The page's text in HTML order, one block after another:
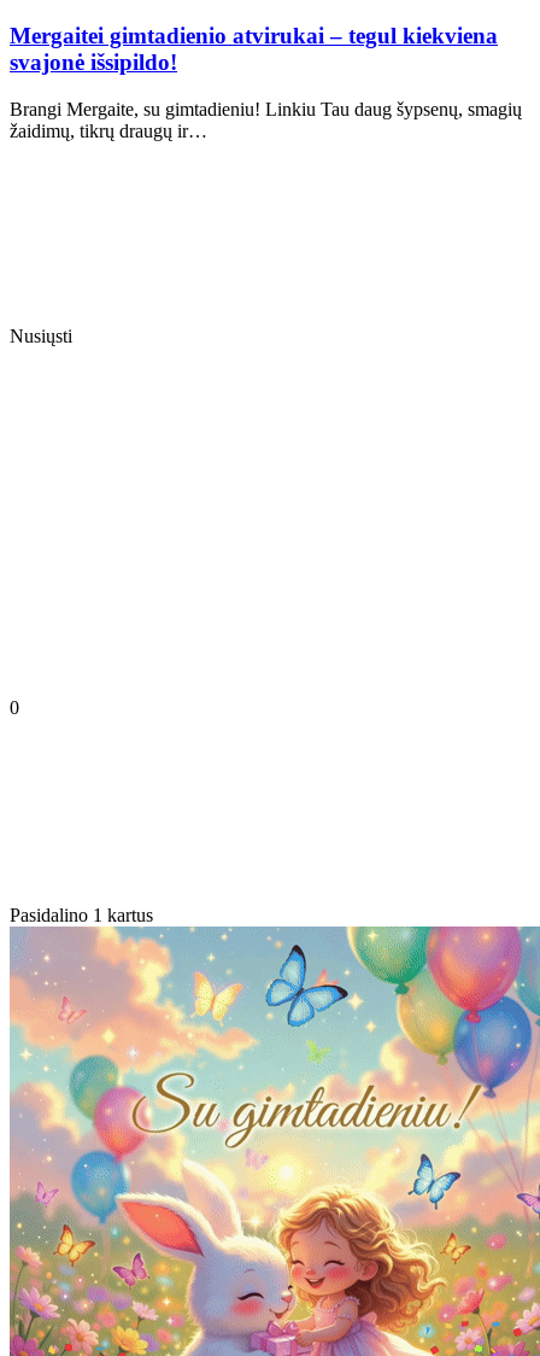
Mergaitei gimtadienio atvirukai – tegul kiekviena
svajonė išsipildo!
Brangi Mergaite, su gimtadieniu! Linkiu Tau daug šypsenų, smagių
žaidimų, tikrų draugų ir…
Nusiųsti
0
Pasidalino 1 kartus